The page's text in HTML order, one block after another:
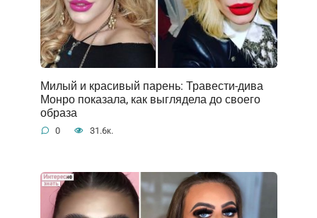
Милый и красивый парень: Травести-дива
Монро показала, как выглядела до своего
образа
0 31.6к.